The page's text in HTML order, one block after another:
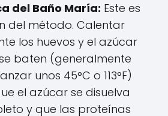
del Baño María: Este es
del método. Calentar
los huevos y el azúcar
baten (generalmente
unos 45°C o 113°F)
el azúcar se disuelva
y que las proteínas